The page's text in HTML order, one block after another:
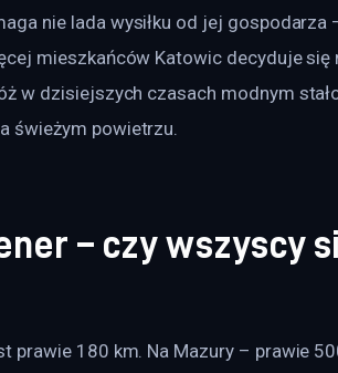
nie lada wysiłku od jej gospodarza
mieszkańców Katowic decyduje się
w dzisiejszych czasach modnym
świeżym powietrzu.
– czy wszyscy
prawie 180 km. Na Mazury – prawie